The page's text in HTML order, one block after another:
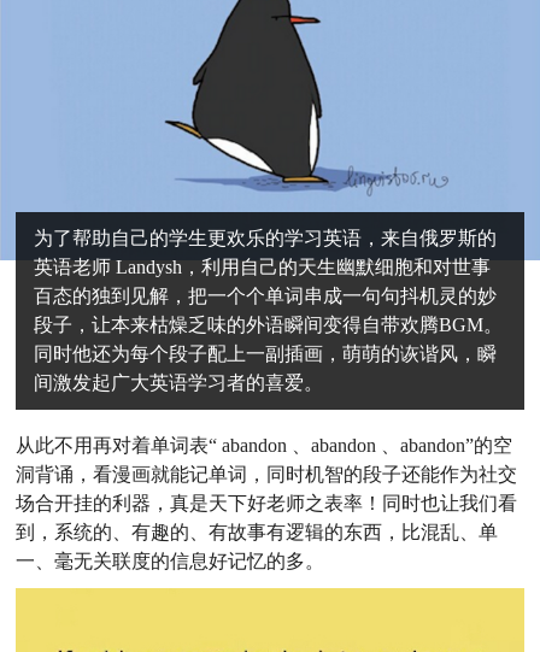
为了帮助自己的学生更欢乐的学习英语，来自俄罗斯的
英语老师 Landysh，利用自己的天生幽默细胞和对世事
百态的独到见解，把一个个单词串成一句句抖机灵的妙
段子，让本来枯燥乏味的外语瞬间变得自带欢腾BGM。
同时他还为每个段子配上一副插画，萌萌的诙谐风，瞬
间激发起广大英语学习者的喜爱。
从此不用再对着单词表“ abandon 、abandon 、abandon”的空
洞背诵，看漫画就能记单词，同时机智的段子还能作为社交
场合开挂的利器，真是天下好老师之表率！同时也让我们看
到，系统的、有趣的、有故事有逻辑的东西，比混乱、单
一、毫无关联度的信息好记忆的多。